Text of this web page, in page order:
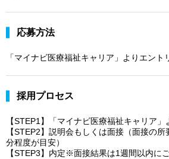
応募方法
「マイナビ医療福祉キャリア」よりエント
採用プロセス
【STEP1】「マイナビ医療福祉キャリア
【STEP2】説明会もしくは面接（面接の
分程度が目安）
【STEP3】内定※面接結果は1週間以内に